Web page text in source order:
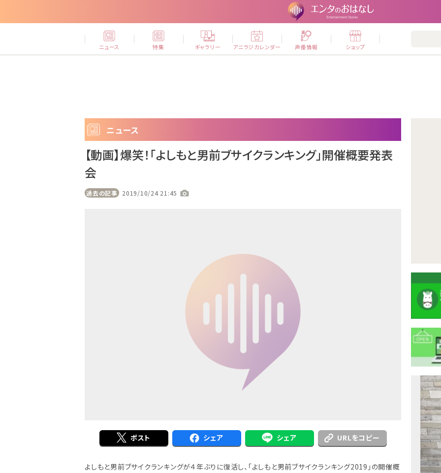
ニュース 特集 ギャラリー アニラジカレンダー 声優情報 ショップ
ニュース
【動画】爆笑！「よしもと男前ブサイクランキング」開催概要発表
会
過去の記事 2019/10/24 21:45
ポスト シェア シェア URLをコピー
よしもと男前ブサイクランキングが４年ぶりに復活し、「よしもと男前ブサイクランキング2019」の開催概
注
目
ニ
ー
ス